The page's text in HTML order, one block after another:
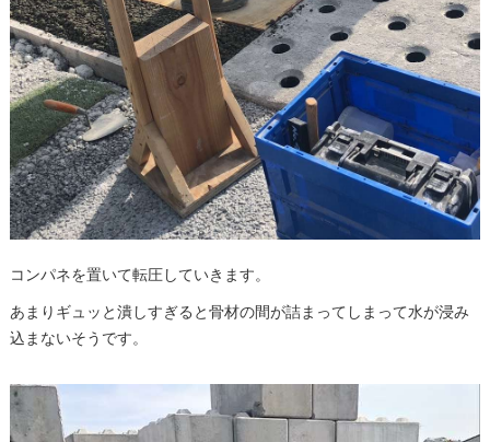
コンパネを置いて転圧していきます。
あまりギュッと潰しすぎると骨材の間が詰まってしまって水が浸み
込まないそうです。